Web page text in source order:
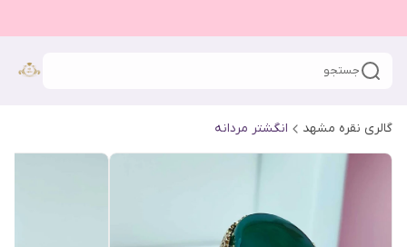
جستجو
گالری نقره مشهد انگشتر مردانه